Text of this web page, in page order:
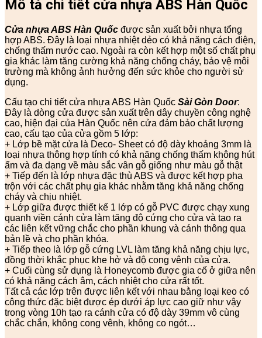
Mô tả chi tiết cửa nhựa ABS Hàn Quốc
Cửa nhựa ABS Hàn Quốc được sản xuất bởi nhựa tổng
hợp ABS. Đây là loại nhựa nhiệt dẻo có khả năng cách điện,
chống thấm nước cao. Ngoài ra còn kết hợp một số chất phụ
gia khác làm tăng cường khả năng chống cháy, bảo vệ môi
trường mà không ảnh hưởng đến sức khỏe cho người sử
dụng.
Cấu tạo chi tiết cửa nhựa ABS Hàn Quốc Sài Gòn Door:
Đây là dòng cửa được sản xuất trên dây chuyền công nghệ
cao, hiện đại của Hàn Quốc nên cửa đảm bảo chất lượng
cao, cấu tạo của cửa gồm 5 lớp:
+ Lớp bề mặt cửa là Deco- Sheet có độ dày khoảng 3mm là
loại nhựa thông hợp tính có khả năng chống thấm không hút
ẩm và đa dạng về màu sắc vân gỗ giống như màu gỗ thật
+ Tiếp đến là lớp nhựa đặc thù ABS và được kết hợp pha
trộn với các chất phụ gia khác nhằm tăng khả năng chống
cháy và chịu nhiệt.
+ Lớp giữa được thiết kế 1 lớp có gỗ PVC được chạy xung
quanh viền cánh cửa làm tăng độ cứng cho cửa và tạo ra
các liên kết vững chắc cho phần khung và cánh thông qua
bản lề và cho phần khóa.
+ Tiếp theo là lớp gỗ cứng LVL làm tăng khả năng chịu lực,
đồng thời khắc phục khe hở và độ cong vênh của cửa.
+ Cuối cùng sử dụng là Honeycomb được gia cố ở giữa nên
có khả năng cách âm, cách nhiệt cho cửa rất tốt.
Tất cả các lớp trên được liên kết với nhau bằng loại keo có
công thức đặc biệt được ép dưới áp lực cao giữ như vậy
trong vòng 10h tạo ra cánh cửa có độ dày 39mm vô cùng
chắc chắn, không cong vênh, không co ngót…